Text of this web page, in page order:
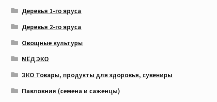
Деревья 1-го яруса
Деревья 2-го яруса
Овощные культуры
МЁД ЭКО
ЭКО Товары, продукты для здоровья, сувениры
Павловния (семена и саженцы)